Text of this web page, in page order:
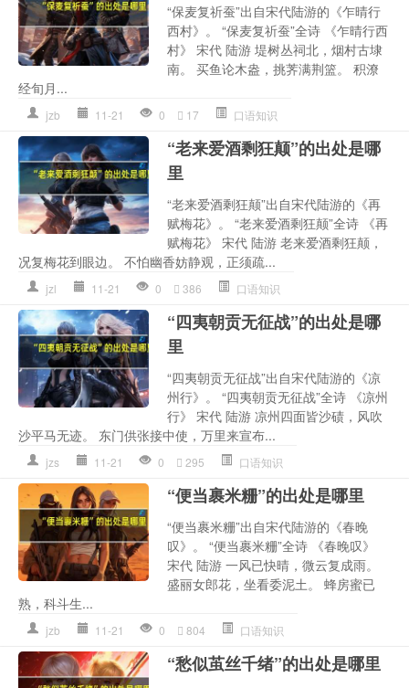
“保麦复祈蚕”出自宋代陆游的《乍晴行
西村》。 “保麦复祈蚕”全诗 《乍晴行西
村》 宋代 陆游 堤树丛祠北，烟村古埭
南。 买鱼论木盎，挑荠满荆篮。 积潦
经旬月...
jzb 11-21 0 17 口语知识
“老来爱酒剩狂颠”的出处是哪
里
“老来爱酒剩狂颠”出自宋代陆游的《再
赋梅花》。 “老来爱酒剩狂颠”全诗 《再
赋梅花》 宋代 陆游 老来爱酒剩狂颠，
况复梅花到眼边。 不怕幽香妨静观，正须疏...
jzl 11-21 0 386 口语知识
“四夷朝贡无征战”的出处是哪
里
“四夷朝贡无征战”出自宋代陆游的《凉
州行》。 “四夷朝贡无征战”全诗 《凉州
行》 宋代 陆游 凉州四面皆沙碛，风吹
沙平马无迹。 东门供张接中使，万里来宣布...
jzs 11-21 0 295 口语知识
“便当裹米粣”的出处是哪里
“便当裹米粣”出自宋代陆游的《春晚
叹》。 “便当裹米粣”全诗 《春晚叹》
宋代 陆游 一风已快晴，微云复成雨。
盛丽女郎花，坐看委泥土。 蜂房蜜已
熟，科斗生...
jzb 11-21 0 804 口语知识
“愁似茧丝千绪”的出处是哪里